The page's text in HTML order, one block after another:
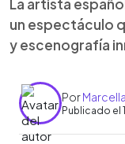
La artista
un espectáculo
y escenografía
Por
Publicado el